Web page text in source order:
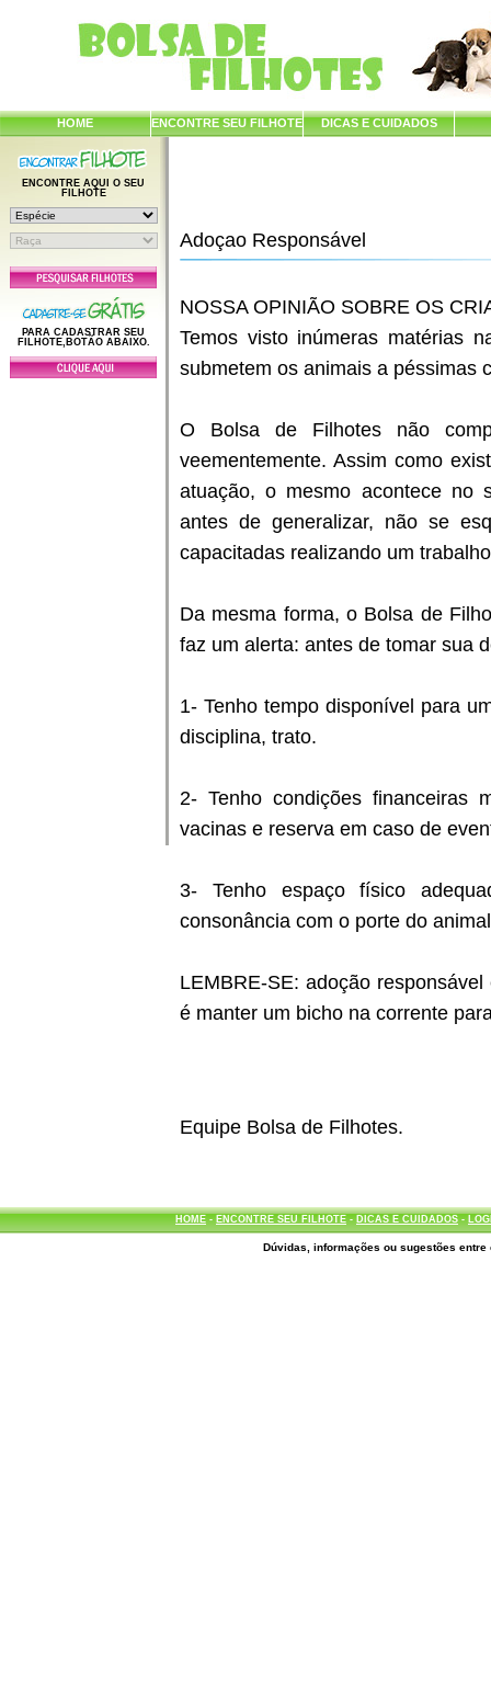
HOME ENCONTRE SEU FILHOTE DICAS E CUIDADOS
ENCONTRE AQUI O SEU
FILHOTE
PARA CADASTRAR SEU
FILHOTE,BOTÃO ABAIXO.
Adoçao Responsável
NOSSA OPINIÃO SOBRE OS
Temos visto inúmeras matérias
submetem os animais a péssimas
O Bolsa de Filhotes não
veementemente. Assim como
atuação, o mesmo acontece no
antes de generalizar, não se
capacitadas realizando um
Da mesma forma, o Bolsa de
faz um alerta: antes de tomar sua
1- Tenho tempo disponível para
disciplina, trato.
2- Tenho condições financeiras
vacinas e reserva em caso de
3- Tenho espaço físico
consonância com o porte do
LEMBRE-SE: adoção
é manter um bicho na corrente
Equipe Bolsa de Filhotes.
HOME- ENCONTRE SEU FILHOTE- DICAS E CUIDADOS-
Dúvidas, informações ou sugestões